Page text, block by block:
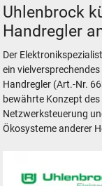
Uhlenbrock
Handregler
Der
ein
Handregler (Art.-Nr.
bewährte Konzept
Netzwerksteuerung
Ökosysteme anderer